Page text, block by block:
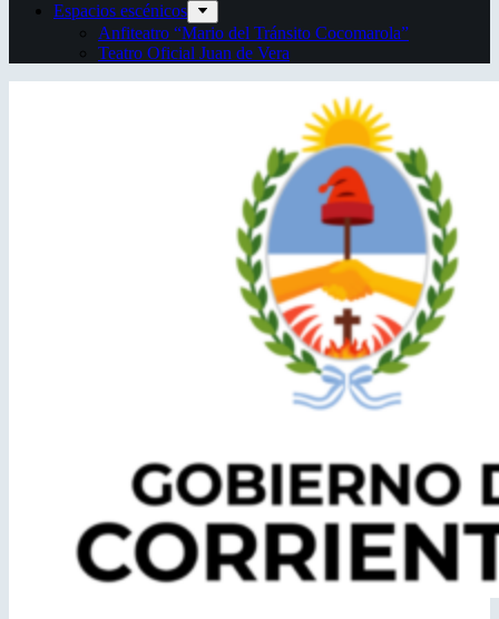
Espacios escénicos
Anfiteatro “Mario del Tránsito Cocomarola”
Teatro Oficial Juan de Vera